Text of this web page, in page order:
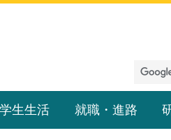
生生活 就職・進路